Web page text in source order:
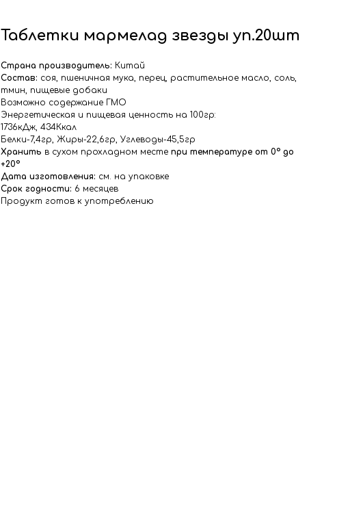
Таблетки мармелад звезды уп.20шт
Страна производитель: Китай
Состав: соя, пшеничная мука, перец, растительное масло, соль,
тмин, пищевые добаки
Возможно содержание ГМО
Энергетическая и пищевая ценность на 100гр:
1736кДж, 434Ккал
Белки-7,4гр, Жиры-22,6гр, Углеводы-45,5гр
Хранить в сухом прохладном месте при температуре от 0° до
+20°
Дата изготовления: см. на упаковке
Срок годности: 6 месяцев
Продукт готов к употреблению